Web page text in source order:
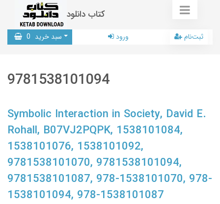
کتاب دانلود
سبد خرید 0 ورود ثبت‌نام
9781538101094
Symbolic Interaction in Society, David E.
Rohall, B07VJ2PQPK, 1538101084,
1538101076, 1538101092,
9781538101070, 9781538101094,
9781538101087, 978-1538101070, 978-
1538101094, 978-1538101087